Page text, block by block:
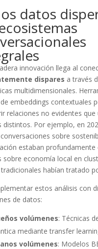
datos
innovación llega al
dispares a través
multidimensionales.
embeddings contextuales
relaciones no evidentes que
distintos. Por ejemplo, en
sobre
estaban profundamente
sobre economía local en
tradicionales habían tratado
estos análisis con
de datos:
volúmenes: Técnicas
mediante transfer
volúmenes: Modelos